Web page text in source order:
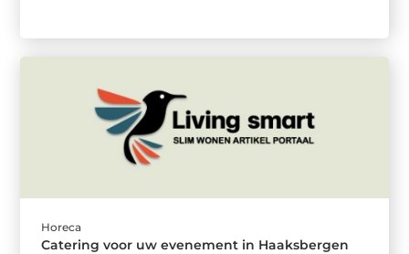
Horeca
Catering voor uw evenement in Haaksbergen